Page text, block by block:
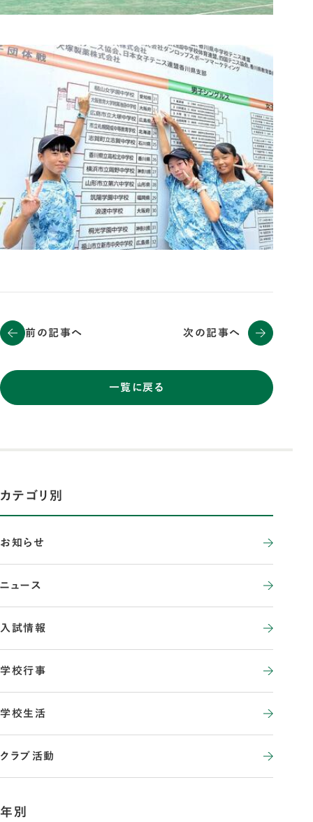
前の記事へ
一覧に戻る
次の記事へ
カテゴリ別
お知らせ
ニュース
入試情報
学校行事
学校生活
クラブ活動
年別